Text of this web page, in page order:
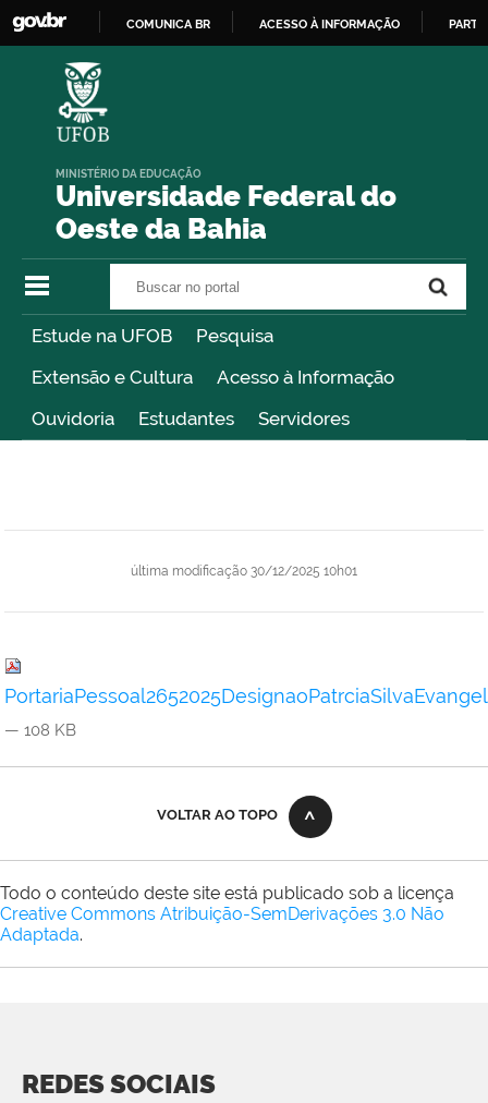
COMUNICA BR ACESSO À INFORMAÇÃO
Universidade Federal do
Oeste da Bahia
MINISTÉRIO DA EDUCAÇÃO
Estude na UFOB
Pesquisa
Extensão e Cultura
Acesso à Informação
Ouvidoria
Estudantes Servidores
última modificação 30/12/2025 10h01
— 108 KB
VOLTAR AO TOPO
Todo o conteúdo deste site está publicado sob a licença
Creative Commons Atribuição-SemDerivações 3.0 Não
Adaptada.
REDES SOCIAIS